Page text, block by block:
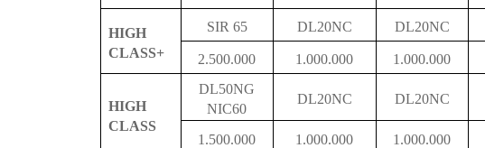
HIGH
CLASS+
SIR 65 DL20NC DL20NC
2.500.000 1.000.000 1.000.000
HIGH
CLASS
DL50NG
NIC60
DL20NC DL20NC
1.500.000
1.000.000 1.000.000